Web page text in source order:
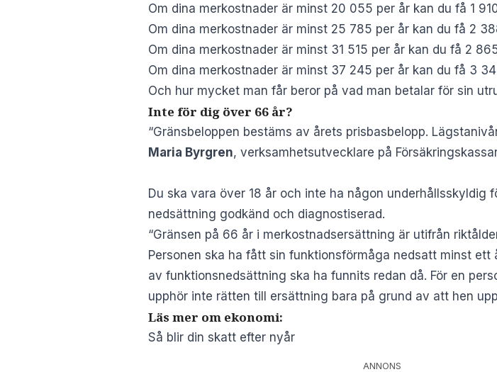
Om dina merkostnader är minst 20 055 per år kan du få 1
Om dina merkostnader är minst 25 785 per år kan du få 2
Om dina merkostnader är minst 31 515 per år kan du få 2
Om dina merkostnader är minst 37 245 per år kan du få 3
Och hur mycket man får beror på vad man betalar för sin
Inte för dig över 66 år?
“Gränsbeloppen bestäms av årets prisbasbelopp.
Maria Byrgren, verksamhetsutvecklare på
Du ska vara över 18 år och inte ha någon underhållsskyldig
nedsättning godkänd och diagnostiserad.
“Gränsen på 66 år i merkostnadsersättning är utifrån
Personen ska ha fått sin funktionsförmåga nedsatt minst
av funktionsnedsättning ska ha funnits redan då. För en
upphör inte rätten till ersättning bara på grund av att hen
Läs mer om ekonomi:
Så blir din skatt efter nyår
ANNONS